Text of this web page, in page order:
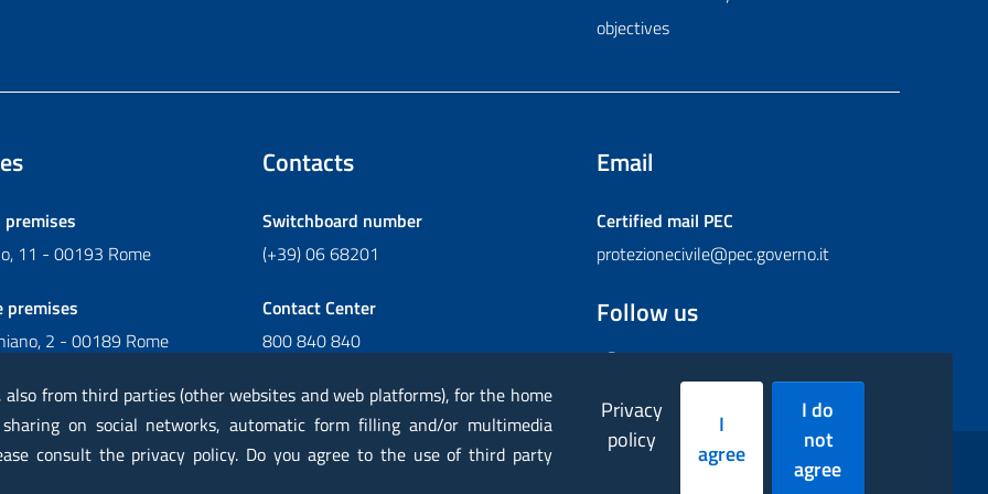
objectives
11 - 00193 Rome
premises
2 - 00189 Rome
Contacts
Switchboard number
(+39) 06 68201
Contact Center
800 840 840
Email
Certified mail PEC
protezionecivile@pec.governo.it
Follow us
FacebookInstagram
TwitterYouTubeFlickr
from third parties (other websites and web platforms), for the home
on social networks, automatic form filling and/or multimedia
consult the privacy policy. Do you agree to the use of third party
Privacy
policy
I
agree
I do
not
agree